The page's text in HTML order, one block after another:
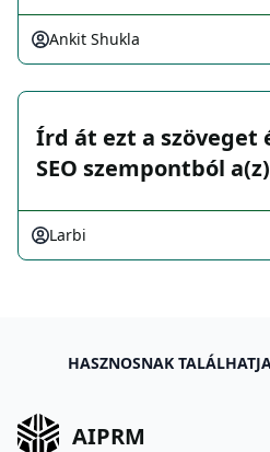
Ankit Shukla
Írd át ezt a szöveget
SEO szempontból
Larbi
HASZNOSNAK
AIPRM